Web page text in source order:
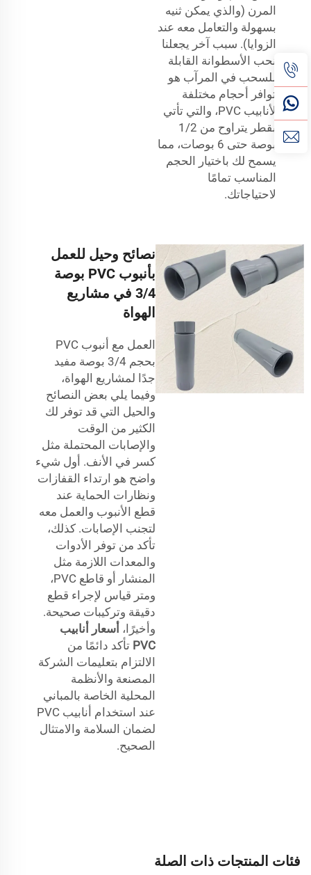
المرن (والذي يمكن ثنيه
بسهولة والتعامل معه عند
الزوايا). سبب آخر يجعلنا
نحب الأسطوانة القابلة
للسحب في المرآب هو
توافر أحجام مختلفة
لأنابيب PVC، والتي تأتي
بقطر يتراوح من 1/2
بوصة حتى 6 بوصات، مما
يسمح لك باختيار الحجم
المناسب تمامًا
لاحتياجاتك.
نصائح وحيل للعمل
بأنبوب PVC بوصة
3/4 في مشاريع
الهواة
العمل مع أنبوب PVC
بحجم 3/4 بوصة مفيد
جدًا لمشاريع الهواة،
وفيما يلي بعض النصائح
والحيل التي قد توفر لك
الكثير من الوقت
والإصابات المحتملة مثل
كسر في الأنف. أول شيء
واضح هو ارتداء القفازات
ونظارات الحماية عند
قطع الأنبوب والعمل معه
لتجنب الإصابات. كذلك،
تأكد من توفر الأدوات
والمعدات اللازمة مثل
المنشار أو قاطع PVC،
ومتر قياس لإجراء قطع
دقيقة وتركيبات صحيحة.
وأخيرًا، أسعار أنابيب
PVC تأكد دائمًا من
الالتزام بتعليمات الشركة
المصنعة والأنظمة
المحلية الخاصة بالمباني
عند استخدام أنابيب PVC
لضمان السلامة والامتثال
الصحيح.
فئات المنتجات ذات الصلة